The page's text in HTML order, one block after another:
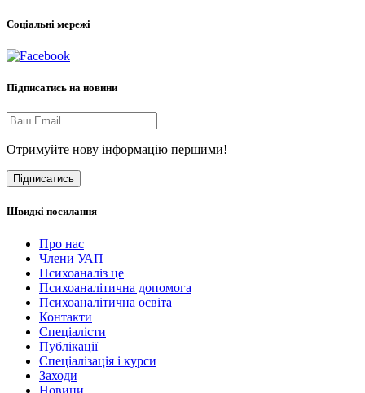
Соціальні мережі
Підписатись на новини
Отримуйте нову інформацію першими!
Підписатись
Швидкі посилання
Про нас
Члени УАП
Психоаналіз це
Психоаналітична допомога
Психоаналітична освіта
Контакти
Спеціалісти
Публікації
Cпеціалізація і курси
Заходи
Новини